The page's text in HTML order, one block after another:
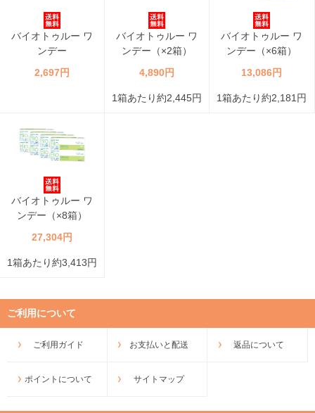
バイオトゥルー ワ
ンデー
2,697円
バイオトゥルー ワ
ンデー（×2箱）
4,890円
1箱あたり約2,445円
バイオトゥルー ワ
ンデー（×6箱）
13,086円
1箱あたり約2,181円
バイオトゥルー ワ
ンデー（×8箱）
27,304円
1箱あたり約3,413円
ご利用について
ご利用ガイド お支払いと配送 返品について
ポイントについて サイトマップ